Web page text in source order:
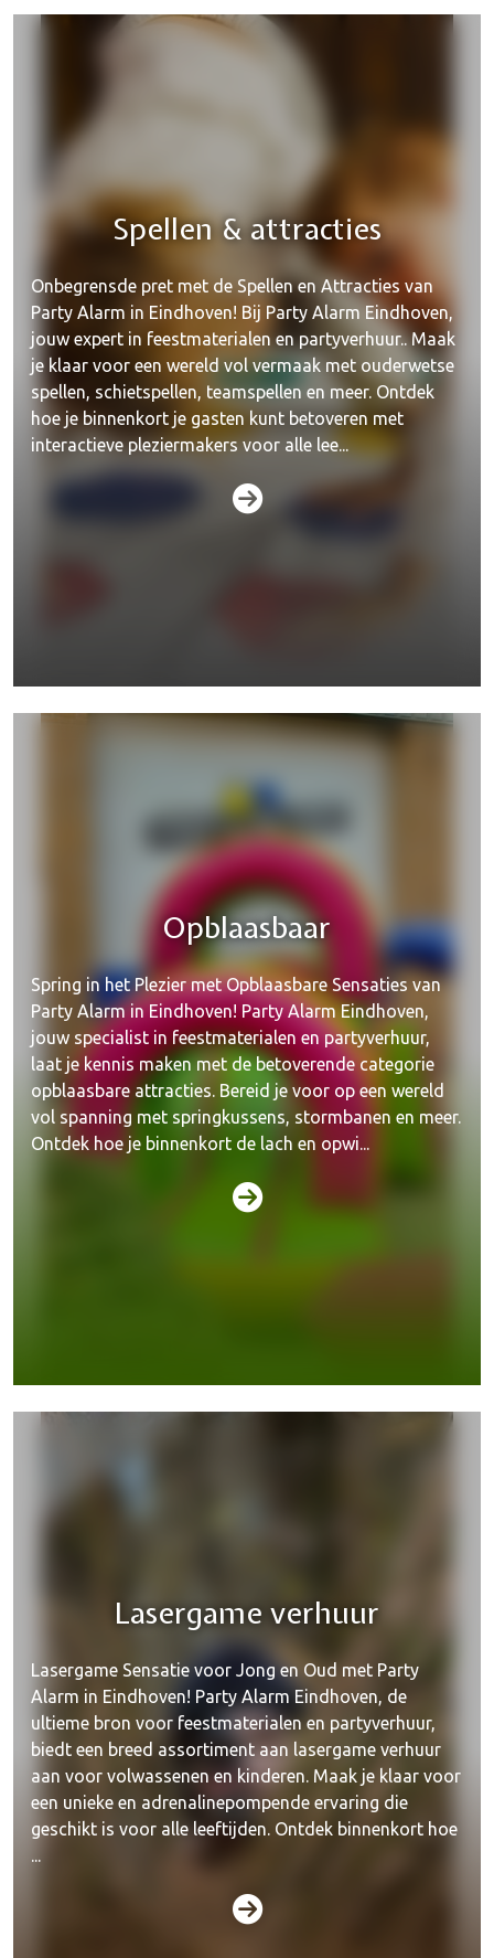
Spellen & attracties
Onbegrensde pret met de Spellen en Attracties van
Party Alarm in Eindhoven! Bij Party Alarm Eindhoven,
jouw expert in feestmaterialen en partyverhuur.. Maak
je klaar voor een wereld vol vermaak met ouderwetse
spellen, schietspellen, teamspellen en meer. Ontdek
hoe je binnenkort je gasten kunt betoveren met
interactieve pleziermakers voor alle lee...
Opblaasbaar
Spring in het Plezier met Opblaasbare Sensaties van
Party Alarm in Eindhoven! Party Alarm Eindhoven,
jouw specialist in feestmaterialen en partyverhuur,
laat je kennis maken met de betoverende categorie
opblaasbare attracties. Bereid je voor op een wereld
vol spanning met springkussens, stormbanen en meer.
Ontdek hoe je binnenkort de lach en opwi...
Lasergame verhuur
Lasergame Sensatie voor Jong en Oud met Party
Alarm in Eindhoven! Party Alarm Eindhoven, de
ultieme bron voor feestmaterialen en partyverhuur,
biedt een breed assortiment aan lasergame verhuur
aan voor volwassenen en kinderen. Maak je klaar voor
een unieke en adrenalinepompende ervaring die
geschikt is voor alle leeftijden. Ontdek binnenkort hoe
...